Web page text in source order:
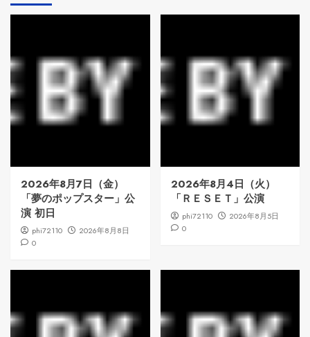
2026年8月7日（金）
「夢のポップスター」公
演 初日
phi72110
2026年8月8日
0
2026年8月4日（火）
「ＲＥＳＥＴ」公演
phi72110
2026年8月5日
0